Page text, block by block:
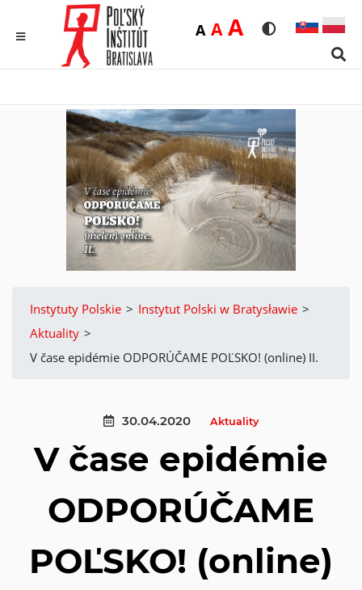
Rozmiar
ADomyślna
AŚrednia
ADużaWersja
Instytuty Polskie > Instytut Polski w Bratysławie >
Aktuality >
V čase epidémie ODPORÚČAME POĽSKO! (online) II.
30.04.2020 Aktuality
V čase epidémie
ODPORÚČAME
POĽSKO! (online)